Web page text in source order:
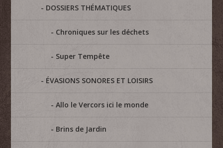
DOSSIERS THÉMATIQUES
Chroniques sur les déchets
Super Tempête
ÉVASIONS SONORES ET LOISIRS
Allo le Vercors ici le monde
Brins de Jardin